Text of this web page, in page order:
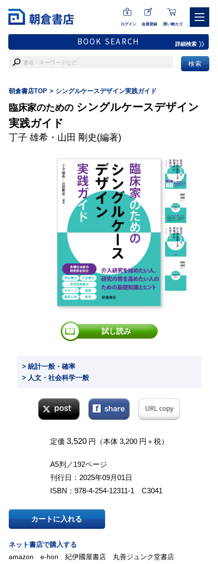
ログイン 会員登録 買い物カゴ
BOOK SEARCH 詳細検索
朝倉書店TOP シングルケースデザイン実践ガイド
臨床家のためのシングルケースデザイン
実践ガイド
丁⼦ 雄希・ ⼭⽥ 剛史(編著)
試し読み
> 統計一般・確率
> 人文・社会科学一般
定価 3,520円（本体 3,200 円＋税）
A5判／192ページ
刊行日：2025年09月01日
ISBN：978-4-254-12311-1 C3041
カートに入れる
ネット書店で購入する
amazon
e-hon 紀伊國屋書店
丸善ジュンク堂書店